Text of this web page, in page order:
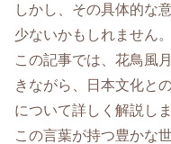
しかし、その具体的な
少ないかもしれません。
この記事では、花鳥風
きながら、日本文化と
について詳しく解説しま
この言葉が持つ豊かな